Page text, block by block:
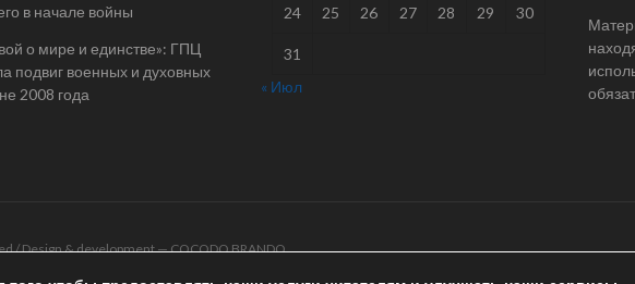
в начале войны
о мире и единстве»: ГПЦ
подвиг военных и духовных
2008 года
24 25 26 27 28 29 30
31
« Июл
/ Design & development —COCODO BRANDO